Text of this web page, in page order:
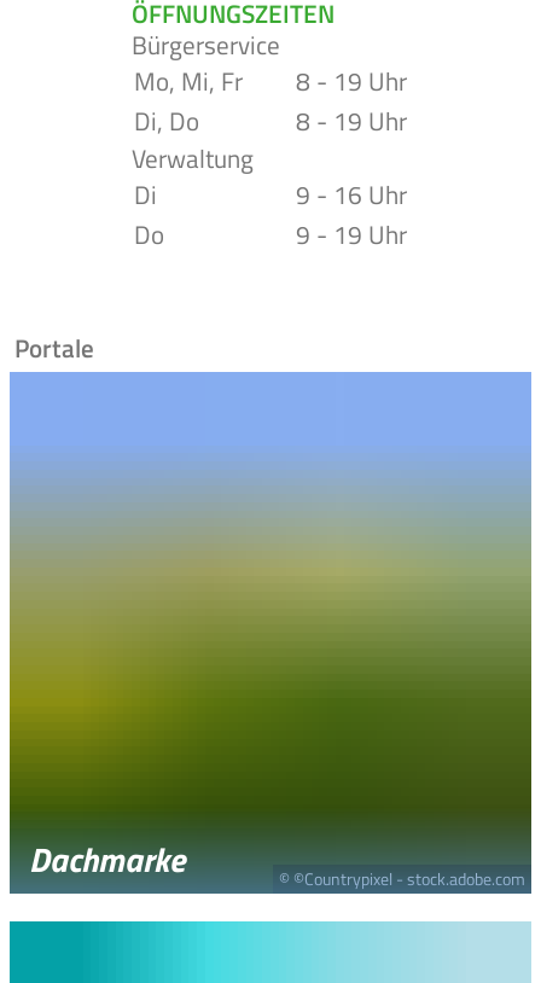
ÖFFNUNGSZEITEN
Bürgerservice
Mo, Mi, Fr
8 - 19 Uhr
Di, Do
8 - 19 Uhr
Verwaltung
Di
9 - 16 Uhr
Do
9 - 19 Uhr
Portale
© ©Countrypixel - stock.adobe.com
Dachmarke